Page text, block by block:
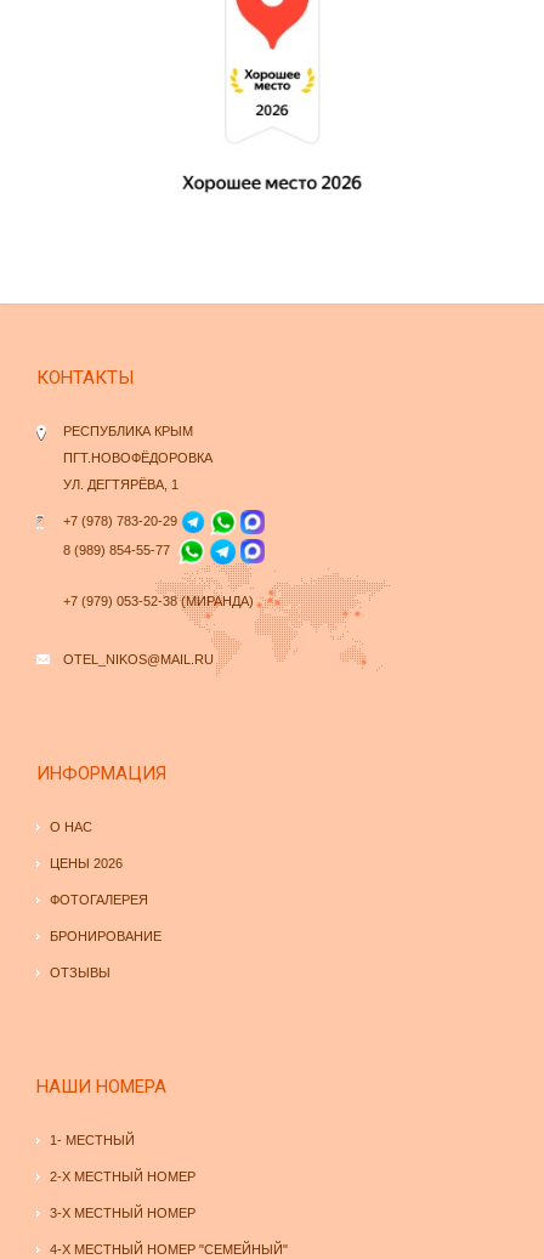
КОНТАКТЫ
РЕСПУБЛИКА КРЫМ
ПГТ.НОВОФЁДОРОВКА
УЛ. ДЕГТЯРЁВА, 1
+7 (978) 783-20-29
8 (989) 854-55-77
+7 (979) 053-52-38 (МИРАНДА)
OTEL_NIKOS@MAIL.RU
ИНФОРМАЦИЯ
О НАС
ЦЕНЫ 2026
ФОТОГАЛЕРЕЯ
БРОНИРОВАНИЕ
ОТЗЫВЫ
НАШИ НОМЕРА
1- МЕСТНЫЙ
2-Х МЕСТНЫЙ НОМЕР
3-Х МЕСТНЫЙ НОМЕР
4-Х МЕСТНЫЙ НОМЕР "СЕМЕЙНЫЙ"